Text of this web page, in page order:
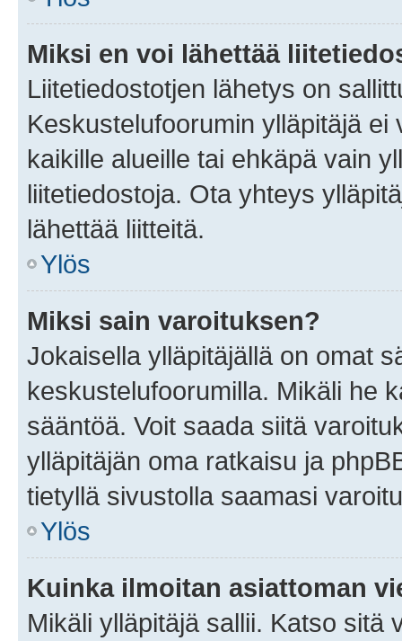
Miksi en voi lähettää
Liitetiedostotjen lähetys on
Keskustelufoorumin ylläpitäjä
kaikille alueille tai ehkäpä vain
liitetiedostoja. Ota yhteys
lähettää liitteitä.
Ylös
Miksi sain varoituksen?
Jokaisella ylläpitäjällä on omat
keskustelufoorumilla. Mikäli he
sääntöä. Voit saada siitä
ylläpitäjän oma ratkaisu ja
tietyllä sivustolla saamasi
Ylös
Kuinka ilmoitan asiattoman
Mikäli ylläpitäjä sallii. Katso sitä